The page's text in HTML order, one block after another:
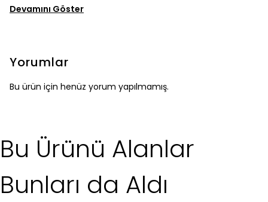
Devamını Göster
Yorumlar
Bu ürün için henüz yorum yapılmamış.
Bu Ürünü Alanlar
Bunları da Aldı